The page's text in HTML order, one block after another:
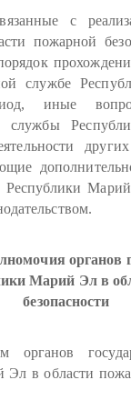
с
пожарной
службе
иные
службы
Республики
органов
Марий Эл в
безопасности
органов
в области